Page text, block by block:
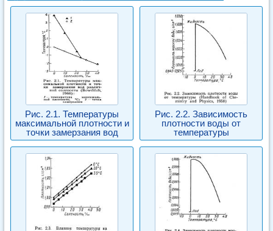
Рис. 2.1. Температуры
максимальной плотности и
точки замерзания вод
Рис. 2.2. Зависимость
плотности воды от
температуры